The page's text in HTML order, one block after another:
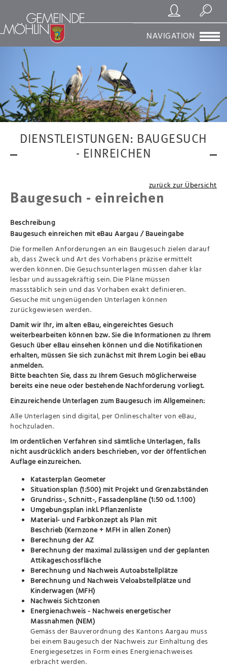
Registrierung/Login
Suchen
NAVIGATION
DIENSTLEISTUNGEN: BAUGESUCH
- EINREICHEN
zurück zur Übersicht
Baugesuch - einreichen
Beschreibung
Baugesuch einreichen mit eBau Aargau / Baueingabe
Die formellen Anforderungen an ein Baugesuch zielen darauf
ab, dass Zweck und Art des Vorhabens präzise ermittelt
werden können. Die Gesuchsunterlagen müssen daher klar
lesbar und aussagekräftig sein. Die Pläne müssen
massstäblich sein und das Vorhaben exakt definieren.
Gesuche mit ungenügenden Unterlagen können
zurückgewiesen werden.
Damit wir Ihr, im alten eBau, eingereichtes Gesuch
weiterbearbeiten können bzw. Sie die Informationen zu Ihrem
Gesuch über eBau einsehen können und die Notifikationen
erhalten, müssen Sie sich zunächst mit Ihrem Login bei eBau
anmelden.
Bitte beachten Sie, dass zu Ihrem Gesuch möglicherweise
bereits eine neue oder bestehende Nachforderung vorliegt.
Einzureichende Unterlagen zum Baugesuch im Allgemeinen:
Alle Unterlagen sind digital, per Onlineschalter von eBau,
hochzuladen.
Im ordentlichen Verfahren sind sämtliche Unterlagen, falls
nicht ausdrücklich anders beschrieben, vor der öffentlichen
Auflage einzureichen.
Katasterplan Geometer
Situationsplan (1:500) mit Projekt und Grenzabständen
Grundriss-, Schnitt-, Fassadenpläne (1:50 od. 1:100)
Umgebungsplan inkl. Pflanzenliste
Material- und Farbkonzept als Plan mit
Beschrieb (Kernzone + MFH in allen Zonen)
Berechnung der AZ
Berechnung der maximal zulässigen und der geplanten
Attikageschossfläche
Berechnung und Nachweis Autoabstellplätze
Berechnung und Nachweis Veloabstellplätze und
Kinderwagen (MFH)
Nachweis Sichtzonen
Energienachweis - Nachweis energetischer
Massnahmen (NEM)
Gemäss der Bauverordnung des Kantons Aargau muss
bei einem Baugesuch der Nachweis zur Einhaltung des
Energiegesetzes in Form eines Energienachweises
erbracht werden.